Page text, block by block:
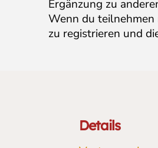
Ergänzung zu
Wenn du
zu registrieren und
Details